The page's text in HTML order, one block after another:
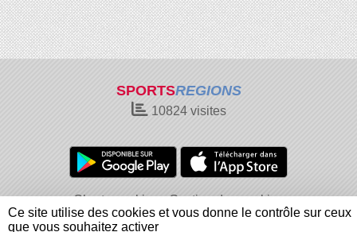
SPORTSREGIONS
10824visites
Charte cookies
Gestion des cookies
Informations légales
Signaler un contenu inapproprié
Ce site utilise des cookies et vous donne le contrôle sur ceux
que vous souhaitez activer